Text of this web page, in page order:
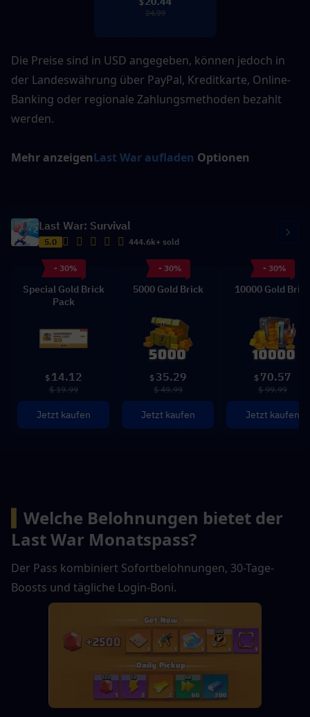
Die Preise sind in USD angegeben, können jedoch in
der Landeswährung über PayPal, Kreditkarte, Online-
Banking oder regionale Zahlungsmethoden bezahlt
werden.
Mehr anzeigenLast War aufladen Optionen
Last War: Survival
5.0 444.6k+ sold
- 30%
Special Gold Brick
Pack
$ 14.12
$ 19.99
Jetzt kaufen
- 30%
5000 Gold Brick
$ 35.29
$ 49.99
Jetzt kaufen
- 30%
10000 Gold Brick
$ 70.57
$ 99.99
Jetzt kaufen
Welche Belohnungen bietet der
Last War Monatspass?
Der Pass kombiniert Sofortbelohnungen, 30-Tage-
Boosts und tägliche Login-Boni.